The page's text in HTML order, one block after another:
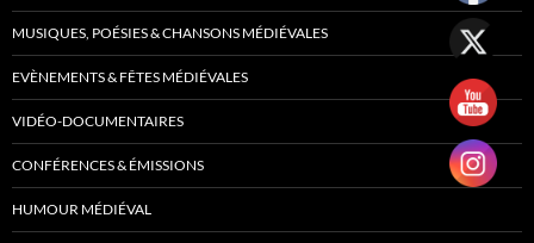
MUSIQUES, POÉSIES & CHANSONS MÉDIÉVALES
EVÈNEMENTS & FÊTES MÉDIÉVALES
VIDÉO-DOCUMENTAIRES
CONFÉRENCES & ÉMISSIONS
HUMOUR MÉDIÉVAL